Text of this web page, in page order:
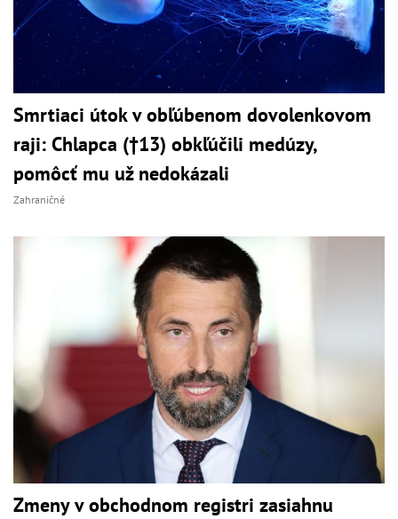
Smrtiaci útok v obľúbenom dovolenkovom
raji: Chlapca (†13) obkľúčili medúzy,
pomôcť mu už nedokázali
Zahraničné
Zmeny v obchodnom registri zasiahnu